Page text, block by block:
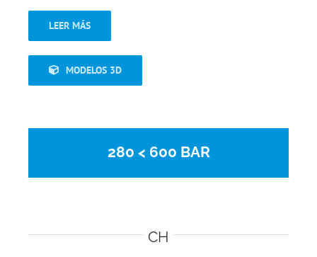
LEER MÁS
MODELOS 3D
280 < 600 BAR
CH